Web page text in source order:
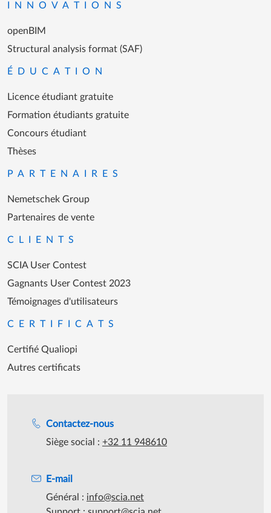
Contactez-nous
Siège social : +32 11 948610
E-mail
Général : info@scia.net
INNOVATIONS
openBIM
Structural analysis format (SAF)
ÉDUCATION
Licence étudiant gratuite
Formation étudiants gratuite
Concours étudiant
Thèses
PARTENAIRES
Nemetschek Group
Partenaires de vente
CLIENTS
SCIA User Contest
Gagnants User Contest 2023
Témoignages d'utilisateurs
CERTIFICATS
Certifié Qualiopi
Autres certificats